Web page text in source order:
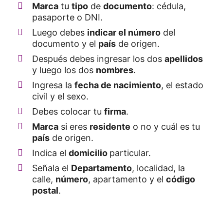
Marca tu tipo de documento: cédula,
pasaporte o DNI.
Luego debes indicar el número del
documento y el país de origen.
Después debes ingresar los dos apellidos
y luego los dos nombres.
Ingresa la fecha de nacimiento, el estado
civil y el sexo.
Debes colocar tu firma.
Marca si eres residente o no y cuál es tu
país de origen.
Indica el domicilio particular.
Señala el Departamento, localidad, la
calle, número, apartamento y el código
postal.